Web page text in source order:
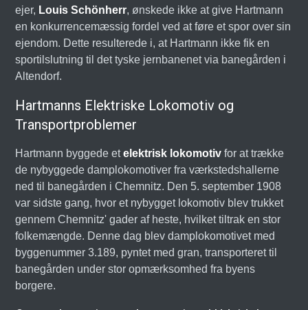
ejer, Louis Schönherr, ønskede ikke at give Hartmann
en konkurrencemæssig fordel ved at føre et spor over sin
ejendom. Dette resulterede i, at Hartmann ikke fik en
sportilslutning til det tyske jernbanenet via banegården i
Altendorf.
Hartmanns Elektriske Lokomotiv og
Transportproblemer
Hartmann byggede etelektrisk lokomotiv for at trække
de nybyggede damplokomotiver fra værkstedshallerne
ned til banegården i Chemnitz. Den 5. september 1908
var sidste gang, hvor et nybygget lokomotiv blev trukket
gennem Chemnitz' gader af heste, hvilket tiltrak en stor
folkemængde. Denne dag blev damplokomotivet med
byggenummer 3.189, pyntet med gran, transporteret til
banegården under stor opmærksomhed fra byens
borgere.